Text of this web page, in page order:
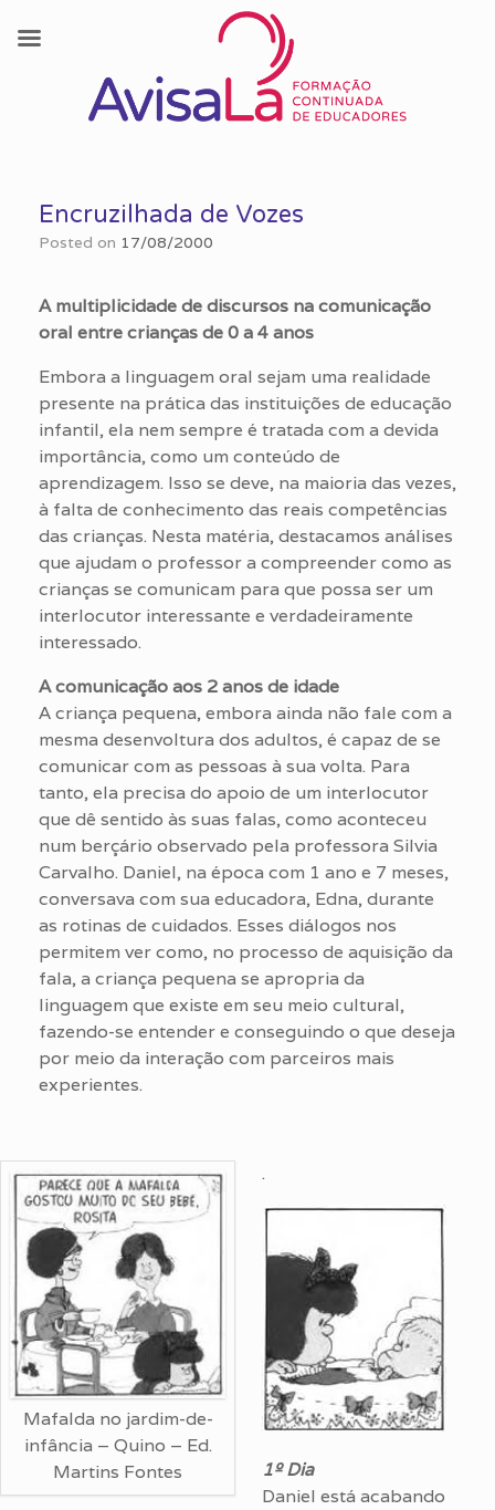
contentEncruzilhada de Vozes
Posted on 17/08/2000
A multiplicidade de discursos na comunicação
oral entre crianças de 0 a 4 anos
Embora a linguagem oral sejam uma realidade
presente na prática das instituições de educação
infantil, ela nem sempre é tratada com a devida
importância, como um conteúdo de
aprendizagem. Isso se deve, na maioria das vezes,
à falta de conhecimento das reais competências
das crianças. Nesta matéria, destacamos análises
que ajudam o professor a compreender como as
crianças se comunicam para que possa ser um
interlocutor interessante e verdadeiramente
interessado.
A comunicação aos 2 anos de idade
A criança pequena, embora ainda não fale com a
mesma desenvoltura dos adultos, é capaz de se
comunicar com as pessoas à sua volta. Para
tanto, ela precisa do apoio de um interlocutor
que dê sentido às suas falas, como aconteceu
num berçário observado pela professora Silvia
Carvalho. Daniel, na época com 1 ano e 7 meses,
conversava com sua educadora, Edna, durante
as rotinas de cuidados. Esses diálogos nos
permitem ver como, no processo de aquisição da
fala, a criança pequena se apropria da
linguagem que existe em seu meio cultural,
fazendo-se entender e conseguindo o que deseja
por meio da interação com parceiros mais
experientes.
Mafalda no jardim-de-
infância – Quino – Ed.
Martins Fontes
.
1º Dia
Daniel está acabando